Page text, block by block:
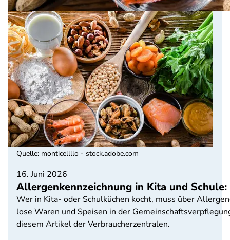
16. Juni 2026
Allergenkennzeichnung in Kita und Schule:
Wer in Kita- oder Schulküchen kocht, muss über
lose Waren und Speisen in der
diesem Artikel der Verbraucherzentralen.
Quelle: monticellllo - stock.adobe.com